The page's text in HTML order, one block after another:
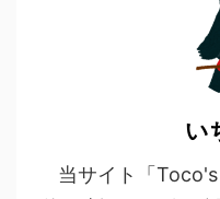
い
当サイト「